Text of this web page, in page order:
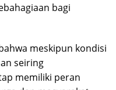
bagi
meskipun kondisi
seiring
memiliki peran